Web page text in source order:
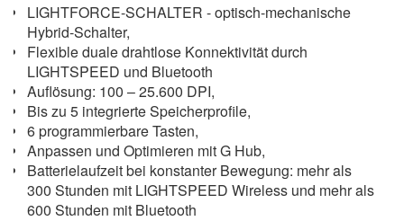
LIGHTFORCE-SCHALTER - optisch-mechanische
Hybrid-Schalter,
Flexible duale drahtlose Konnektivität durch
LIGHTSPEED und Bluetooth
Auflösung: 100 – 25.600 DPI,
Bis zu 5 integrierte Speicherprofile,
6 programmierbare Tasten,
Anpassen und Optimieren mit G Hub,
Batterielaufzeit bei konstanter Bewegung: mehr als
300 Stunden mit LIGHTSPEED Wireless und mehr als
600 Stunden mit Bluetooth